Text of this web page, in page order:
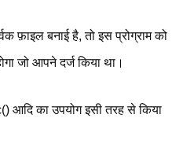
फ़ाइल बनाई है, तो इस प्रोग्राम को
जो आपने दर्ज किया था।
आदि का उपयोग इसी तरह से किया